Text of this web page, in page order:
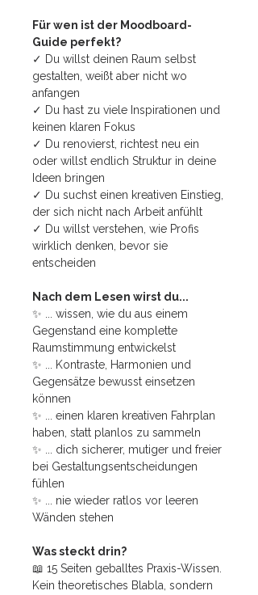
Für wen ist der Moodboard-
Guide perfekt?
✓ Du willst deinen Raum selbst
gestalten, weißt aber nicht wo
anfangen
✓ Du hast zu viele Inspirationen und
keinen klaren Fokus
✓ Du renovierst, richtest neu ein
oder willst endlich Struktur in deine
Ideen bringen
✓ Du suchst einen kreativen Einstieg,
der sich nicht nach Arbeit anfühlt
✓ Du willst verstehen, wie Profis
wirklich denken, bevor sie
entscheiden
Nach dem Lesen wirst du...
✨ ... wissen, wie du aus einem
Gegenstand eine komplette
Raumstimmung entwickelst
✨ ... Kontraste, Harmonien und
Gegensätze bewusst einsetzen
können
✨ ... einen klaren kreativen Fahrplan
haben, statt planlos zu sammeln
✨ ... dich sicherer, mutiger und freier
bei Gestaltungsentscheidungen
fühlen
✨ ... nie wieder ratlos vor leeren
Wänden stehen
Was steckt drin?
📖 15 Seiten geballtes Praxis-Wissen.
Kein theoretisches Blabla, sondern